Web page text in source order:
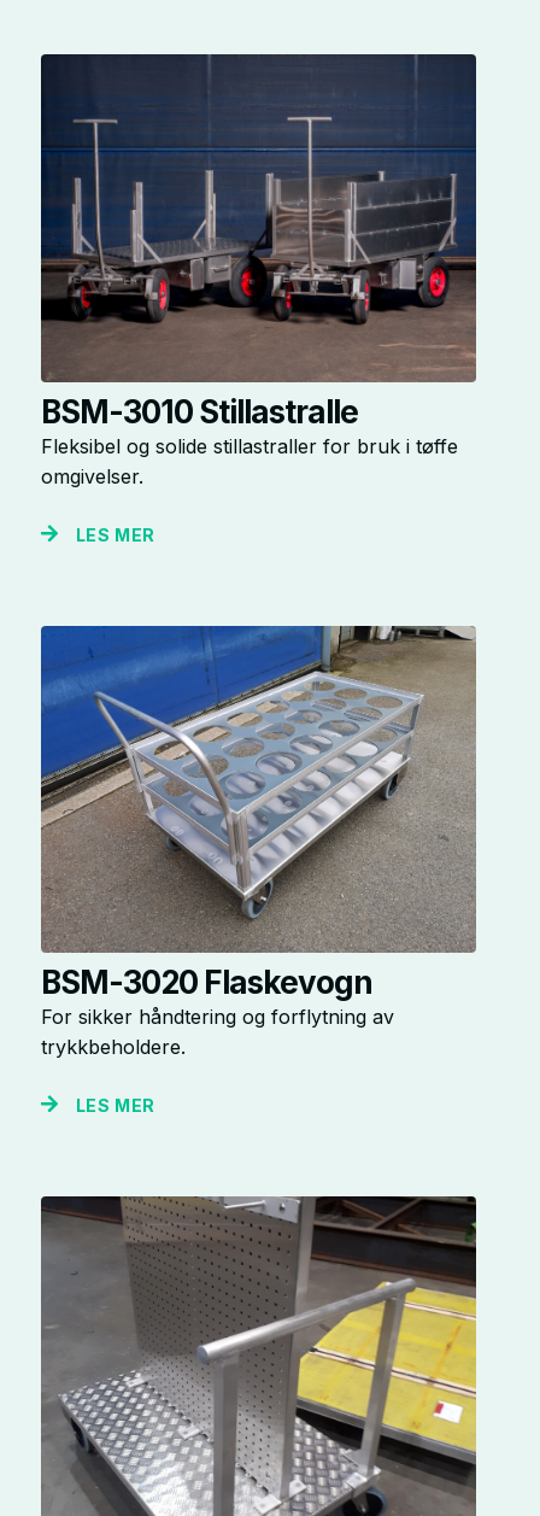
BSM-3010 Stillastralle
Fleksibel og solide stillastraller for bruk i tøffe
omgivelser.
LES MER
BSM-3020 Flaskevogn
For sikker håndtering og forflytning av
trykkbeholdere.
LES MER